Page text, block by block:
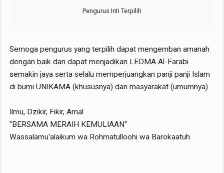
Pengurus Inti Terpilih
Semoga pengurus yang terpilih dapat mengemban amanah
dengan baik dan dapat menjadikan LEDMA Al-Farabi
semakin jaya serta selalu memperjuangkan panji panji Islam
di bumi UNIKAMA (khususnya) dan masyarakat (umumnya)
Ilmu, Dzikir, Fikir, Amal
"BERSAMA MERAIH KEMULIAAN"
Wassalamu'alaikum wa Rohmatulloohi wa Barokaatuh